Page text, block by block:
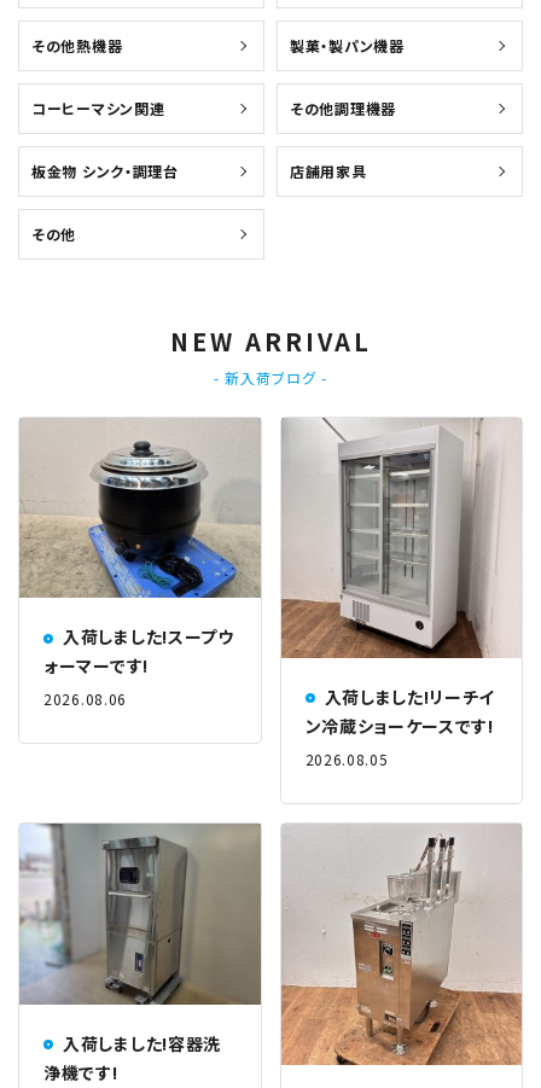
その他熱機器 製菓・製パン機器
コーヒーマシン関連 その他調理機器
板金物 シンク・調理台 店舗用家具
その他
NEW ARRIVAL
- 新入荷ブログ -
入荷しました!スープウ
ォーマーです!
2026.08.06
入荷しました!リーチイ
ン冷蔵ショーケースです!
2026.08.05
入荷しました!容器洗
浄機です!